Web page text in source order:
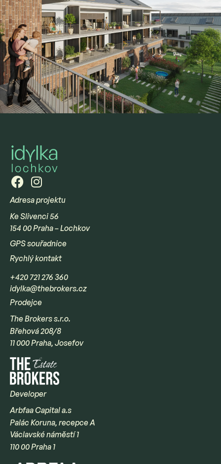
Adresa projektu
Ke Slivenci 56
154 00 Praha – Lochkov
GPS souřadnice
Rychlý kontakt
+420 721 276 360
idylka@thebrokers.cz
Prodejce
The Brokers s.r.o.
Břehová 208/8
11 000 Praha, Josefov
Developer
Arbfaa Capital a.s
Palác Koruna, recepce A
Václavské náměstí 1
110 00 Praha 1